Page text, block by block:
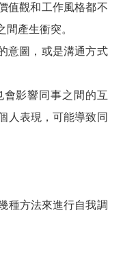
值觀和工作風格都不
間產生衝突。
意圖，或是溝通方式
影響同事之間的互
人表現，可能導致同
種方法來進行自我調